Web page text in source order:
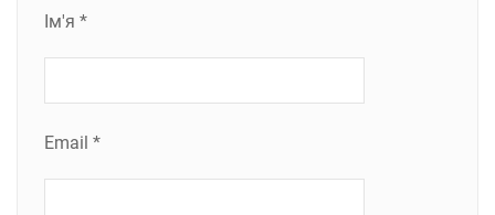
Ім'я *
Email *